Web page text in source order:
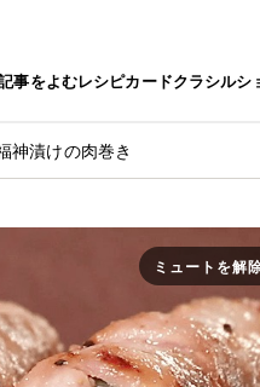
事をよむレシピカードクラシルシ
神漬けの肉巻き
ミュートを解